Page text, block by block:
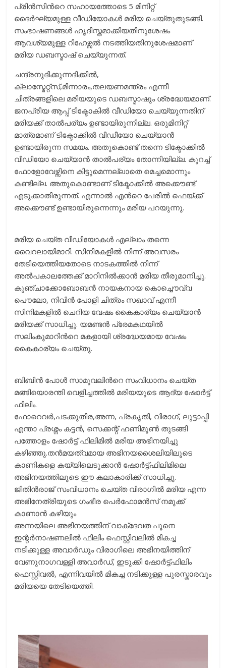
പ്രിന്‍സിന്‍റെ സഹായത്തോടെ 5 മിനിറ്റ്
ദൈര്‍ഘ്യമുള്ള വീഡിയോകള്‍ മരിയ ചെയ്തുതുടങ്ങി.
സംഭാഷണങ്ങള്‍ ഹൃദിസ്തമാക്കിയതിനുശേഷം
ആവശ്യമുള്ള റിഹേഴ്സല്‍‌ നടത്തിയതിനുശേഷമാണ്
മരിയ ഡബസ്മാഷ് ചെയ്യുന്നത്.
ചന്ദ്രനുദിക്കുന്നദിക്കില്‍,
ക്ലാസ്മേറ്റ്സ്,മിന്നാരം,തലയണമന്ത്രം എന്നീ
ചിത്രങ്ങളിലെ മരിയയുടെ ഡബസ്മാഷും ശ്രദ്ധേയമാണ്.
ജനപ്രീയ ആപ്പ് ടിക്ടോകില്‍ വീഡിയോ ചെയ്യുന്നതിന്
മരിയക്ക് താല്‍പര്യം ഉണ്ടായിരുന്നില്ല. ഒരുമിനിറ്റ്
മാത്രമാണ് ടിക്ടോക്കില്‍ വീഡീയോ ചെയ്യാന്‍
ഉണ്ടായിരുന്ന സമയം. അതുകൊണ്ട് തന്നെ ടിക്ടോക്കില്‍
വീഡിയോ ചെയ്യാന്‍ താല്‍പര്യം തോന്നിയില്ല. കുറച്ച്
ഫോളോവേഴ്സിനെ കിട്ടുമെന്നല്ലാതെ മെച്ചമൊന്നും
കണ്ടില്ല. അതുകൊണ്ടാണ് ടിക്ടോക്കില്‍ അക്കൌണ്ട്
എടുക്കാതിരുന്നത്. എന്നാല്‍ എന്‍റെ പേരില്‍ ഫെയ്ക്ക്
അക്കൌണ്ട് ഉണ്ടായിരുന്നെന്നും മരിയ പറയുന്നു.
മരിയ ചെയ്ത വീഡിയോകള്‍ എല്ലാം തന്നെ
വൈറലായിമാറി. സിനിമകളില്‍ നിന്ന് അവസരം
തേടിയെത്തിയതോടെ നാടകത്തില്‍ നിന്ന്
അല്‍പകാലത്തേക്ക് മാറിനില്‍ക്കാന്‍ മരിയ തീരുമാനിച്ചു.
കുഞ്ചാക്കോബോബന്‍ നായകനായ കൊച്ചൌവ്വ
പൌലോ, നിവിന്‍ പോളി ചിത്രം സഖാവ് എന്നീ
സിനിമകളില്‍ ചെറിയ വേഷം കൈകാര്യം ചെയ്യാന്‍
മരിയക്ക് സാധിച്ചു. യമണ്ടന്‍‌ പ്രേമകഥയില്‍
സലിംകുമാറിന്‍റെ മകളായി ശ്രദ്ധേയമായ വേഷം
കൈകാര്യം ചെയ്തു.
ബിബിന്‍ പോള്‍ സാമുവലിന്‍റെ സംവിധാനം ചെയ്ത
മങ്ങിയൊരന്തി വെളിച്ചത്തിൽ മരിയയുടെ ആദ്യ ഷോര്‍ട്ട്
ഫിലിം.
ഫോറെവർ,പടക്കുതിര,അന്ന, പ്രകൃതി, വിരാഗ്, ലുട്ടാപ്പി
എന്താ പ്രശ്നം കട്ടൻ, സെക്കന്റ് ഹണിമൂൺ തുടങ്ങി
പത്തോളം ഷോര്‍ട്ട് ഫിലിമില്‍ മരിയ അഭിനയിച്ചു
കഴിഞ്ഞു.തന്‍മയത്വമായ അഭിനയശൈലിയിലൂടെ
കാണികളെ കയ്യിലെടുക്കാന്‍ ഷോര്‍ട്ട്ഫിലിമിലെ
അഭിനയത്തിലൂടെ ഈ കലാകാരിക്ക് സാധിച്ചു.
ജിതിന്‍രാജ് സംവിധാനം ചെയ്ത വിരാഗില്‍ മരിയ എന്ന
അഭിനേത്രിയുടെ ഗംഭീര പെര്‍ഫോമന്‍സ് നമുക്ക്
കാണാന്‍ കഴിയും
അന്നയിലെ അഭിനയത്തിന് വാക്‌ദേവത പൂനെ
ഇന്റര്‍നാഷണലില്‍ ഫിലിം ഫെസ്റ്റിവലില്‍ മികച്ച
നടിക്കുള്ള അവാര്‍ഡും വിരാഗിലെ അഭിനയിത്തിന്
വേണുനാഗവള്ളി അവാര്‍ഡ്, ഇടുക്കി ഷോര്‍ട്ട്ഫിലിം
ഫെസ്റ്റിവല്‍, എന്നിവയില്‍ മികച്ച നടിക്കുള്ള പുരസ്കാരവും
മരിയയെ തേടിയെത്തി.